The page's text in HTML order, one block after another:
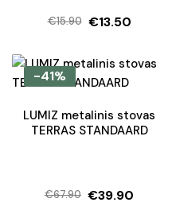
€15.90
Original
was:
€15.90.
€13.50
Current
is:
€13.50.
-41%
LUMIZ metalinis stovas
TERRAS STANDAARD
€67.90
Original
€39.90
Current